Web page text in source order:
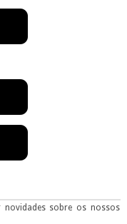
novidades sobre os nossos